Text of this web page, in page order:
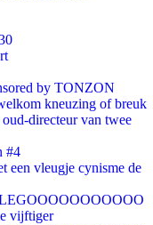
by TONZON
kneuzing of breuk
directeur van twee
#4
een vleugje cynisme de
vijftiger